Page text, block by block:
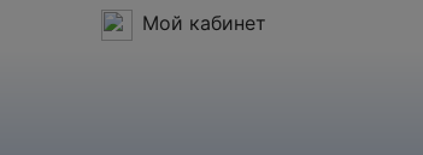
Мой кабинет